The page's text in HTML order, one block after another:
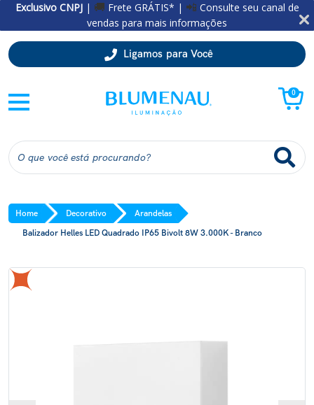
Exclusivo CNPJ | 🚚 Frete GRÁTIS* | 📲 Consulte seu canal de
vendas para mais informações
Ligamos para Você
0
Home Decorativo
Arandelas
Balizador Helles LED Quadrado IP65 Bivolt 8W 3.000K - Branco